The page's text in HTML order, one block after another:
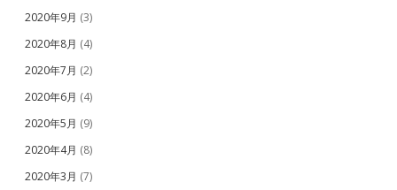
2020年9月 (3)
2020年8月 (4)
2020年7月 (2)
2020年6月 (4)
2020年5月 (9)
2020年4月 (8)
2020年3月 (7)